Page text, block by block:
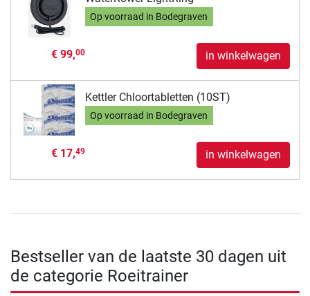
Op voorraad in Bodegraven
€ 99,00 in winkelwagen
Kettler Chloortabletten (10ST)
Op voorraad in Bodegraven
€ 17,49 in winkelwagen
Bestseller van de laatste 30 dagen uit
de categorie Roeitrainer